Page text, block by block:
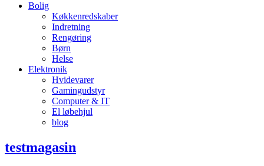
Bolig
Køkkenredskaber
Indretning
Rengøring
Børn
Helse
Elektronik
Hvidevarer
Gamingudstyr
Computer & IT
El løbehjul
blog
testmagasin